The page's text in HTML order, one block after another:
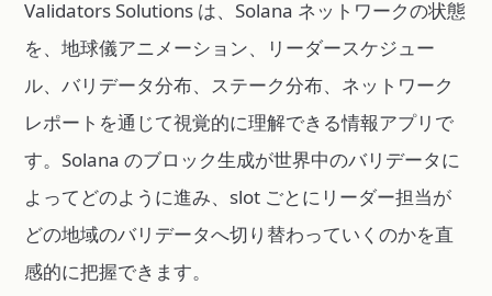
Validators Solutions は、Solana ネットワークの状態
を、地球儀アニメーション、リーダースケジュー
ル、バリデータ分布、ステーク分布、ネットワーク
レポートを通じて視覚的に理解できる情報アプリで
す。Solana のブロック生成が世界中のバリデータに
よってどのように進み、slot ごとにリーダー担当が
どの地域のバリデータへ切り替わっていくのかを直
感的に把握できます。